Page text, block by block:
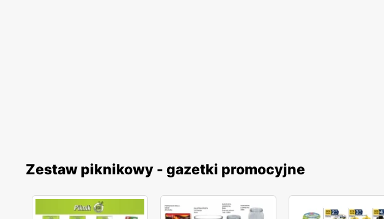
Zestaw piknikowy - gazetki promocyjne